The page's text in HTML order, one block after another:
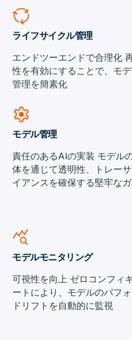
cycle
ライフサイクル管理
エンドツーエンドで合理化
性を有効にすることで、モ
管理を簡素化
settings
モデル管理
責任のあるAIの実装 モデル
体を通じて透明性、トレー
イアンスを確保する堅牢な
query_stats
モデルモニタリング
可視性を向上 ゼロコンフィ
ートにより、モデルのパフ
ドリフトを自動的に監視